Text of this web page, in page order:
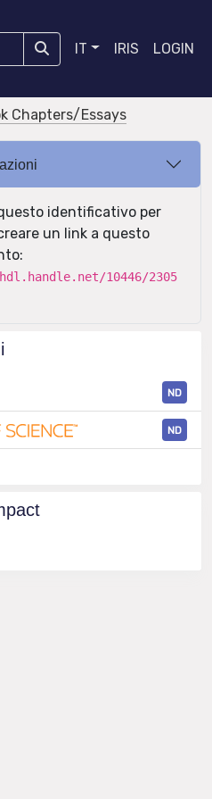
IT IRIS LOGIN
Chapters/Essays
identificativo per
un link a questo
10446/2305
ND
ND